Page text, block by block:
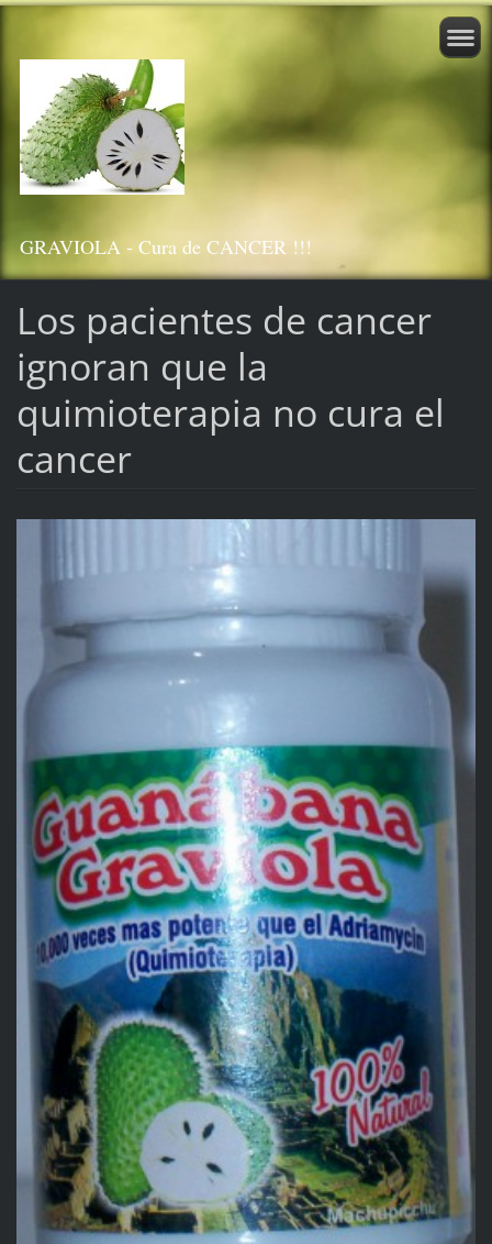
GRAVIOLA - Cura de CANCER !!!
Los pacientes de cancer
ignoran que la
quimioterapia no cura el
cancer